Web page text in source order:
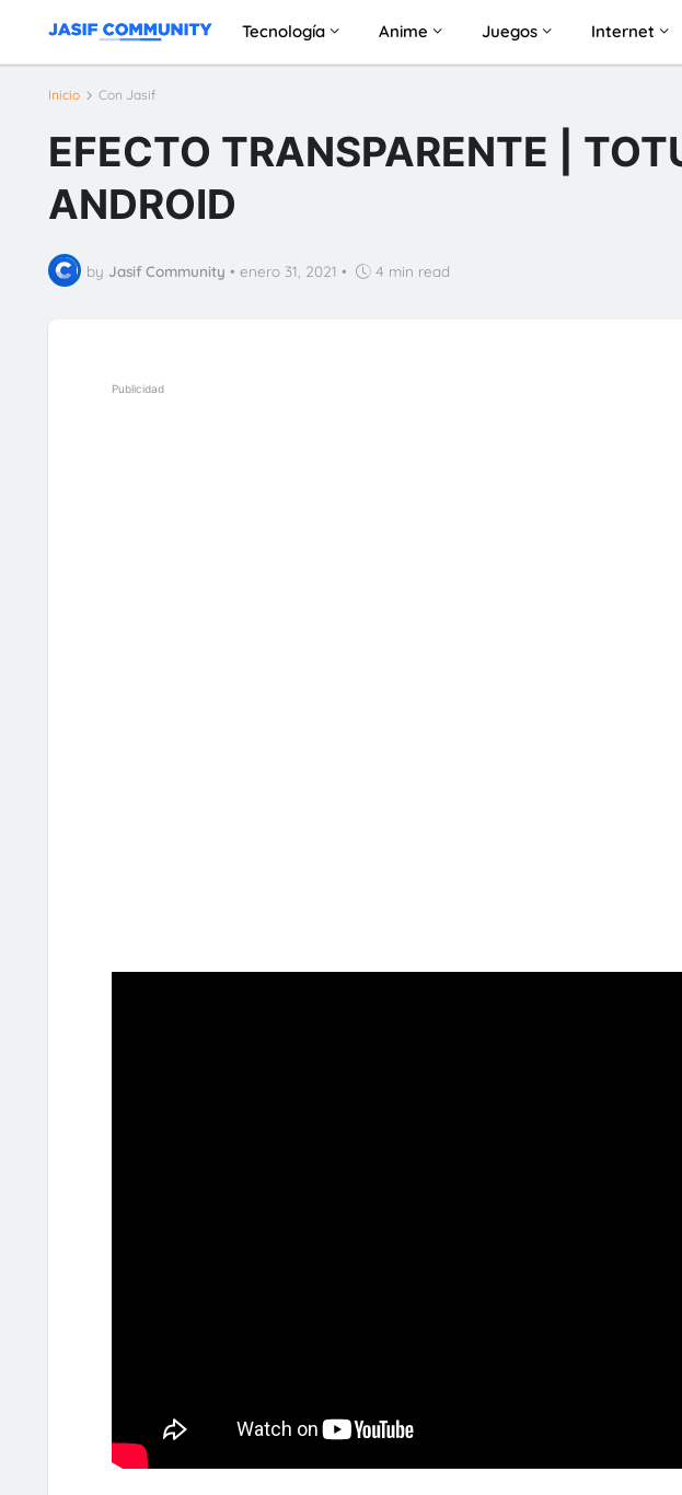
Tecnología Anime Juegos Internet
Inicio Con Jasif
EFECTO TRANSPARENTE |
ANDROID
by Jasif Community • enero 31, 2021 • 4 min read
Publicidad